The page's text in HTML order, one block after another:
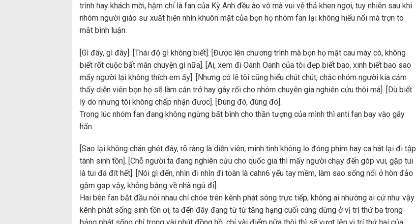
trình hay khách mời, hậm chí là fan của Kỳ Anh đều ào vô mà vui vẻ thả khen ngợi, tuy nhiên sau khi
nhóm người giáo sư xuất hiện nhìn khuôn mặt của bọn họ nhóm fan lại không hiểu nổi mà trợn to
mắt bình luận.
[Gì đây, gì đây]. [Thái độ gì không biết]. [Được lên chương trình mà bọn họ mặt cau mày có, không
biết rốt cuộc bất mãn chuyện gì nữa]. [Ai, xem đi Oanh Oanh của tôi đẹp biết bao, xinh biết bao sao
mấy người lại không thích em ấy]. [Nhưng có lẽ tôi cũng hiểu chút chút, chắc nhóm người kia cảm
thấy diễn viên bọn họ sẽ làm cản trở hay gây rối cho nhóm chuyên gia nghiên cứu thôi mà]. [Dù biết
lý do nhưng tôi không chấp nhận được]. [Đúng đó, đúng đó].
Trong lúc nhóm fan đang không ngừng bất bình cho thần tượng của mình thì anti fan bay vào gây
hấn.
[Sao lại không chán ghét đây, rõ ràng là diễn viên, minh tinh không lo đóng phim hay ca hát lại đi tập
tành sinh tồn]. [Chỗ người ta đang nghiên cứu cho quốc gia thì mấy người chạy đến góp vui, gặp tui
là tui đá đít hết]. [Nói gì đến, nhìn đi nhìn đi toàn là cahn6 yếu tay mềm, làm sao sống nổi ở hòn đảo
gậm gạp vậy, không bằng về nhà ngủ đi].
Hai bên fan bắt đầu nói nhau chí chóe trên kênh phát sóng trực tiếp, không ai nhường ai cứ như vậy
kênh phát sống sinh tồn ơi, ta đến đây đang từ từ tăng hạng cuối cùng dừng ở vị trí thứ ba trong